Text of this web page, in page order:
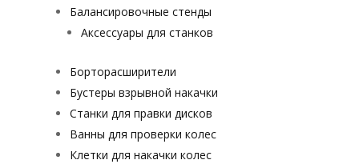
Балансировочные стенды
Аксессуары для станков
Борторасширители
Бустеры взрывной накачки
Станки для правки дисков
Ванны для проверки колес
Клетки для накачки колес